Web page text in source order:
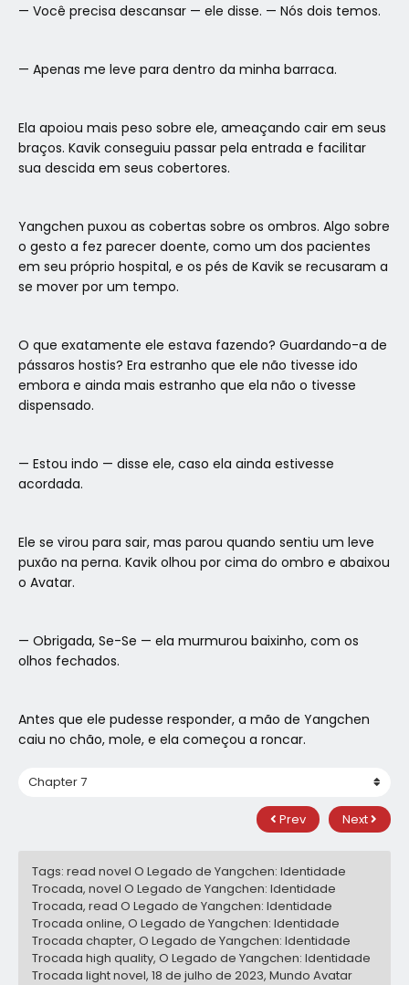
— Você precisa descansar — ele disse. — Nós dois temos.
— Apenas me leve para dentro da minha barraca.
Ela apoiou mais peso sobre ele, ameaçando cair em seus
braços. Kavik conseguiu passar pela entrada e facilitar
sua descida em seus cobertores.
Yangchen puxou as cobertas sobre os ombros. Algo sobre
o gesto a fez parecer doente, como um dos pacientes
em seu próprio hospital, e os pés de Kavik se recusaram a
se mover por um tempo.
O que exatamente ele estava fazendo? Guardando-a de
pássaros hostis? Era estranho que ele não tivesse ido
embora e ainda mais estranho que ela não o tivesse
dispensado.
— Estou indo — disse ele, caso ela ainda estivesse
acordada.
Ele se virou para sair, mas parou quando sentiu um leve
puxão na perna. Kavik olhou por cima do ombro e abaixou
o Avatar.
— Obrigada, Se-Se — ela murmurou baixinho, com os
olhos fechados.
Antes que ele pudesse responder, a mão de Yangchen
caiu no chão, mole, e ela começou a roncar.
Prev Next
Tags: read novel O Legado de Yangchen: Identidade
Trocada, novel O Legado de Yangchen: Identidade
Trocada, read O Legado de Yangchen: Identidade
Trocada online, O Legado de Yangchen: Identidade
Trocada chapter, O Legado de Yangchen: Identidade
Trocada high quality, O Legado de Yangchen: Identidade
Trocada light novel, 18 de julho de 2023, Mundo Avatar